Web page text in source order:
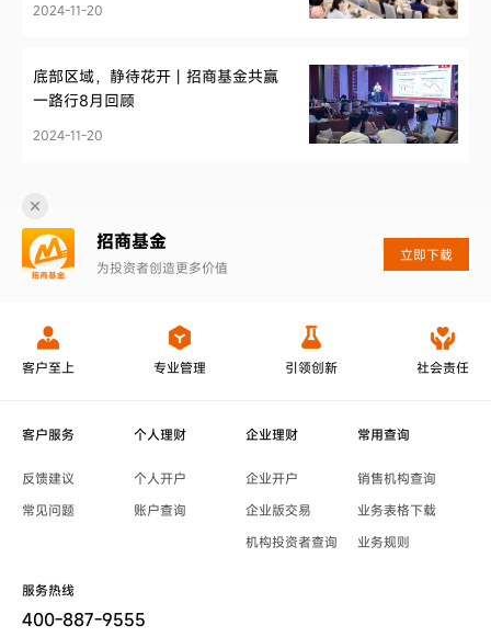
2024-11-20
底部区域，静待花开丨招商基金共赢
一路行8月回顾
2024-11-20
招商基金
为投资者创造更多价值
立即下载
客户至上 专业管理 引领创新 社会责任
客户服务
反馈建议
常见问题
个人理财
个人开户
账户查询
企业理财
企业开户
企业版交易
机构投资者查询
常用查询
销售机构查询
业务表格下载
业务规则
服务热线
400-887-9555